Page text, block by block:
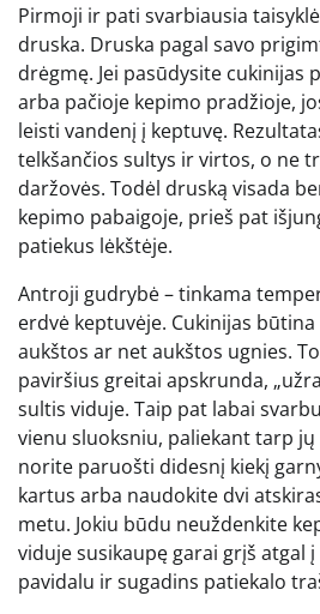
Pirmoji ir pati svarbiausia
druska. Druska pagal savo
drėgmę. Jei pasūdysite cukinijas
arba pačioje kepimo pradžioje,
leisti vandenį į keptuvę.
telkšančios sultys ir virtos, o ne
daržovės. Todėl druską visada
kepimo pabaigoje, prieš pat
patiekus lėkštėje.
Antroji gudrybė – tinkama
erdvė keptuvėje. Cukinijas
aukštos ar net aukštos ugnies.
paviršius greitai apskrunda,
sultis viduje. Taip pat labai
vienu sluoksniu, paliekant tarp jų
norite paruošti didesnį kiekį
kartus arba naudokite dvi
metu. Jokiu būdu neuždenkite
viduje susikaupę garai grįš atgal
pavidalu ir sugadins patiekalo